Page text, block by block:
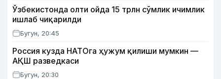
Ўзбекистонда олти ойда 15 трлн сўмлик ичимлик
ишлаб чиқарилди
Бугун, 20:45
Россия кузда НАТОга ҳужум қилиши мумкин —
АҚШ разведкаси
Бугун, 20:30